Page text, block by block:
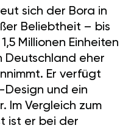
sich der Bora in
Beliebtheit – bis
Millionen Einheiten
Deutschland eher
Er verfügt
und ein
Im Vergleich zum
ist er bei der